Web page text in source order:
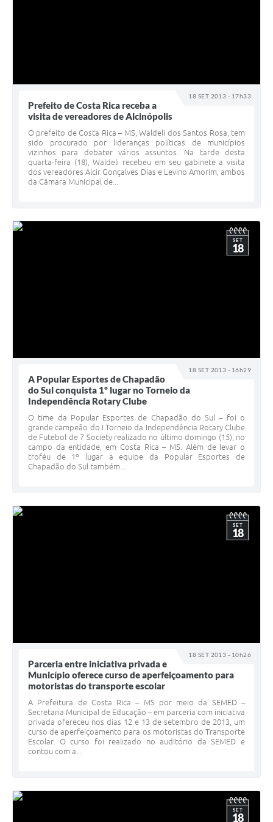
18 SET 2013 - 17h33
Prefeito de Costa Rica receba a
visita de vereadores de Alcinópolis
O prefeito de Costa Rica – MS, Waldeli dos Santos Rosa, tem
sido procurado por lideranças políticas de municípios
vizinhos para debater vários assuntos. Na tarde desta
quarta-feira (18), Waldeli recebeu em seu gabinete a visita
dos vereadores Alcir Gonçalves Dias e Levino Amorim, ambos
da Câmara Municipal de...
18 SET 2013 - 16h29
SET
18
A Popular Esportes de Chapadão
do Sul conquista 1º lugar no Torneio da
Independência Rotary Clube
O time da Popular Esportes de Chapadão do Sul – foi o
grande campeão do I Torneio da Independência Rotary Clube
de Futebol de 7 Society realizado no último domingo (15), no
campo da entidade, em Costa Rica – MS. Além de levar o
troféu de 1º lugar a equipe da Popular Esportes de
Chapadão do Sul também...
18 SET 2013 - 10h26
SET
18
Parceria entre iniciativa privada e
Município oferece curso de aperfeiçoamento para
motoristas do transporte escolar
A Prefeitura de Costa Rica – MS por meio da SEMED –
Secretaria Municipal de Educação – em parceria com iniciativa
privada ofereceu nos dias 12 e 13 de setembro de 2013, um
curso de aperfeiçoamento para os motoristas do Transporte
Escolar. O curso foi realizado no auditório da SEMED e
contou com a...
SET
18